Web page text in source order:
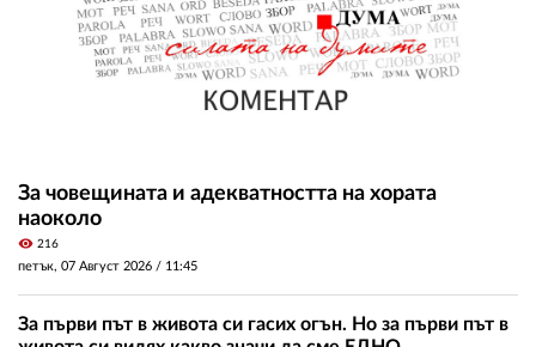
За човещината и адекватността на хората
наоколо
visibility 216
петък, 07 Август 2026 / 11:45
За първи път в живота си гасих огън. Но за първи път в